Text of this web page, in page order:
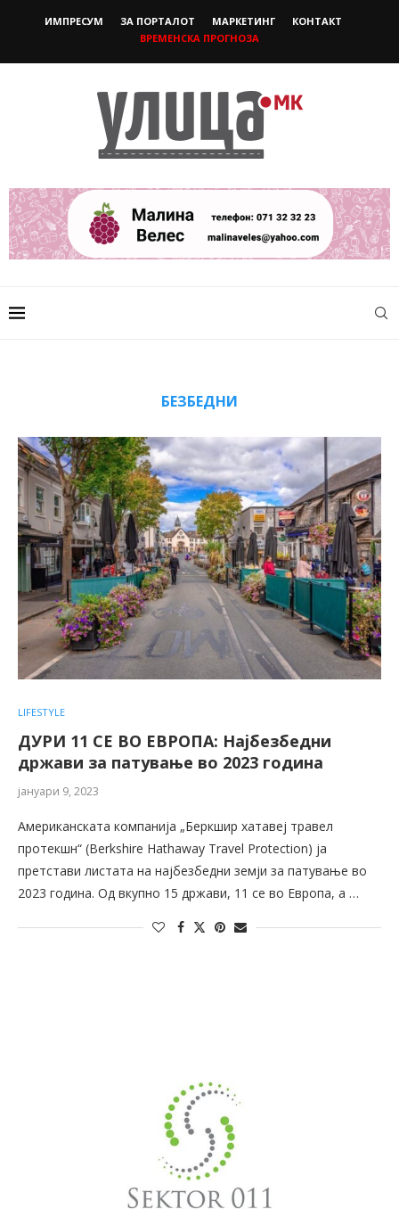
ИМПРЕСУМ ЗА ПОРТАЛОТ МАРКЕТИНГ
КОНТАКТ
ВРЕМЕНСКА ПРОГНОЗА
БЕЗБЕДНИ
LIFESTYLE
ДУРИ 11 СЕ ВО ЕВРОПА: Најбезбедни
држави за патување во 2023 година
јануари 9, 2023
Американската компанија „Беркшир хатавеј травел
протекшн“ (Berkshire Hathaway Travel Protection) ја
претстави листата на најбезбедни земји за патување во
2023 година. Од вкупно 15 држави, 11 се во Европа, а …